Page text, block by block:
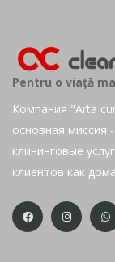
Pentru o viață
Компания "Arta
основная миссия
клининговые
клиентов как